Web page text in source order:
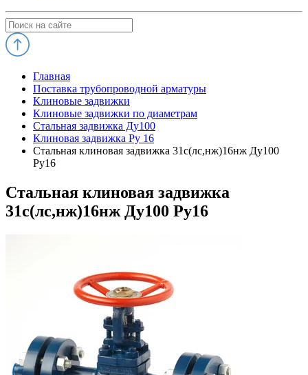
Главная
Поставка трубопроводной арматуры
Клиновые задвижки
Клиновые задвижки по диаметрам
Стальная задвижка Ду100
Клиновая задвижка Ру 16
Стальная клиновая задвижка 31с(лс,нж)16нж Ду100
Ру16
Стальная клиновая задвижка
31с(лс,нж)16нж Ду100 Ру16